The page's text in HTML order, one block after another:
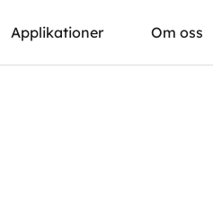
Applikationer Om oss